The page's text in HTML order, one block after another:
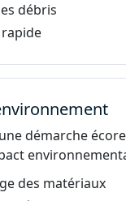
débris
démarche
des matériaux